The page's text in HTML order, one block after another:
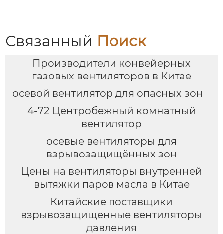
Связанный Поиск
Производители конвейерных
газовых вентиляторов в Китае
осевой вентилятор для опасных зон
4-72 Центробежный комнатный
вентилятор
осевые вентиляторы для
взрывозащищённых зон
Цены на вентиляторы внутренней
вытяжки паров масла в Китае
Китайские поставщики
взрывозащищенные вентиляторы
давления